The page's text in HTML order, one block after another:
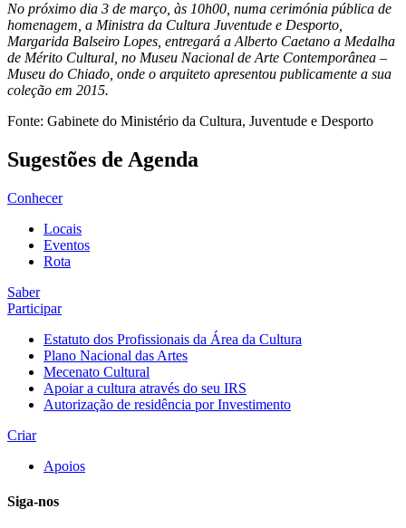
No próximo dia 3 de março, às 10h00, numa cerimónia pública de
homenagem, a Ministra da Cultura Juventude e Desporto,
Margarida Balseiro Lopes, entregará a Alberto Caetano a Medalha
de Mérito Cultural, no Museu Nacional de Arte Contemporânea –
Museu do Chiado, onde o arquiteto apresentou publicamente a sua
coleção em 2015.
Fonte: Gabinete do Ministério da Cultura, Juventude e Desporto
Sugestões de Agenda
Conhecer
Locais
Eventos
Rota
Saber
Participar
Estatuto dos Profissionais da Área da Cultura
Plano Nacional das Artes
Mecenato Cultural
Apoiar a cultura através do seu IRS
Autorização de residência por Investimento
Criar
Apoios
Siga-nos